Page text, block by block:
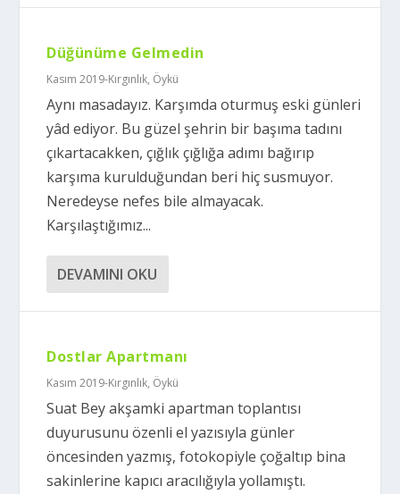
Düğünüme Gelmedin
Kasım 2019-Kırgınlık, Öykü
Aynı masadayız. Karşımda oturmuş eski günleri
yâd ediyor. Bu güzel şehrin bir başıma tadını
çıkartacakken, çığlık çığlığa adımı bağırıp
karşıma kurulduğundan beri hiç susmuyor.
Neredeyse nefes bile almayacak.
Karşılaştığımız...
DEVAMINI OKU
Dostlar Apartmanı
Kasım 2019-Kırgınlık, Öykü
Suat Bey akşamki apartman toplantısı
duyurusunu özenli el yazısıyla günler
öncesinden yazmış, fotokopiyle çoğaltıp bina
sakinlerine kapıcı aracılığıyla yollamıştı.